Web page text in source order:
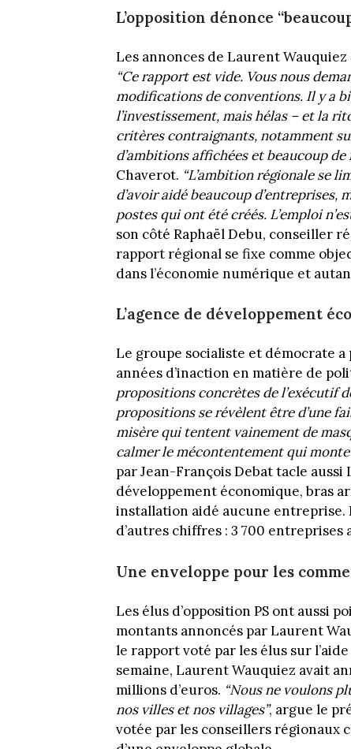
L’opposition dénonce
Les annonces de Laurent
“Ce rapport est vide. Vous nous
modifications de conventions. Il y a
l’investissement, mais hélas – et la
critères contraignants, notamment
d’ambitions affichées et beaucoup de
Chaverot. “L’ambition régionale se
d’avoir aidé beaucoup d’entreprises,
postes qui ont été créés. L’emploi
son côté Raphaël Debu, conseiller
rapport régional se fixe comme
dans l’économie numérique et
L’agence de développement
Le groupe socialiste et démocrate
années d’inaction en matière de
propositions concrètes de l’exécutif
propositions se révèlent être d’une
misère qui tentent vainement de
calmer le mécontentement qui
par Jean-François Debat tacle
développement économique, bras
installation aidé aucune
d’autres chiffres : 3 700 entreprises
Une enveloppe pour les
Les élus d’opposition PS ont aussi
montants annoncés par Laurent
le rapport voté par les élus sur
semaine, Laurent Wauquiez avait
millions d’euros. “Nous ne voulons
nos villes et nos villages”, argue le
votée par les conseillers régionaux